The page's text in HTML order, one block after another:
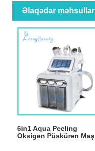
Əlaqədar məhsullar
6in1 Aqua Peeling
Oksigen Püskürən